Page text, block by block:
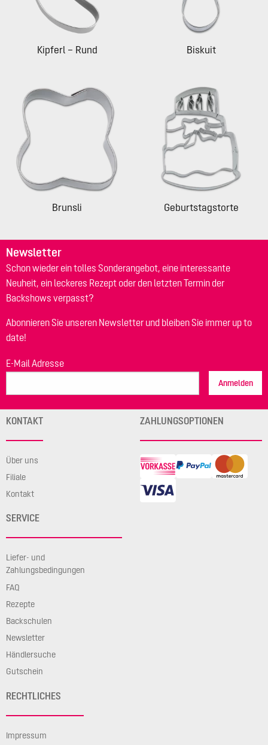
Kipferl – Rund Biskuit
Brunsli Geburtstagstorte
Newsletter
Schon wieder ein tolles Sonderangebot, eine interessante
Neuheit, ein leckeres Rezept oder den letzten Termin der
Backshows verpasst?
Abonnieren Sie unseren Newsletter und bleiben Sie immer up to
date!
E-Mail Adresse
Anmelden
KONTAKT
Über uns
Filiale
Kontakt
SERVICE
Liefer- und
Zahlungsbedingungen
FAQ
Rezepte
Backschulen
Newsletter
Händlersuche
Gutschein
RECHTLICHES
Impressum
ZAHLUNGSOPTIONEN